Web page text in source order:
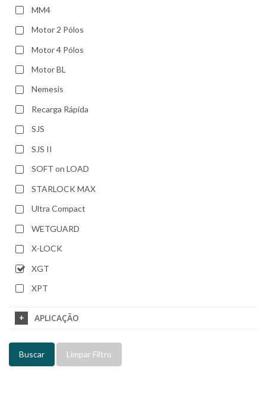
MM4
Motor 2 Pólos
Motor 4 Pólos
Motor BL
Nemesis
Recarga Rápida
SJS
SJS II
SOFT on LOAD
STARLOCK MAX
Ultra Compact
WETGUARD
X-LOCK
XGT
XPT
APLICAÇÃO
Buscar Limpar Filtro